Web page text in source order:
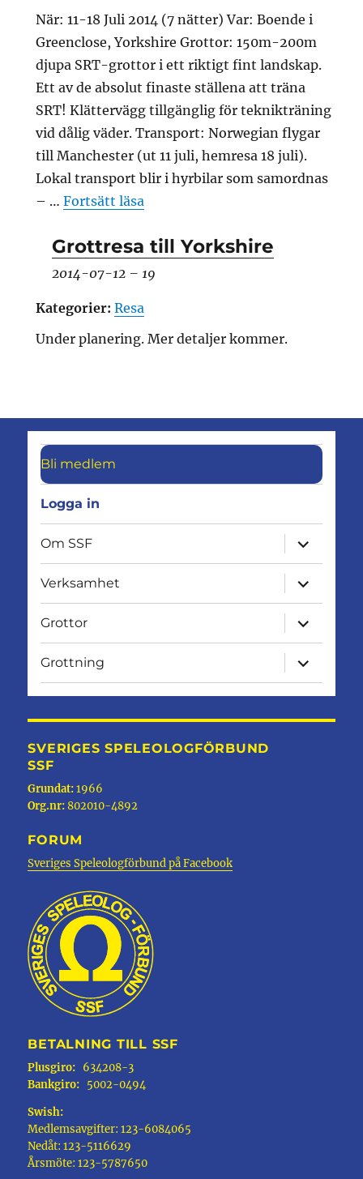
När: 11-18 Juli 2014 (7 nätter) Var: Boende i
Greenclose, Yorkshire Grottor: 150m-200m
djupa SRT-grottor i ett riktigt fint landskap.
Ett av de absolut finaste ställena att träna
SRT! Klättervägg tillgänglig för teknikträning
vid dålig väder. Transport: Norwegian flygar
till Manchester (ut 11 juli, hemresa 18 juli).
Lokal transport blir i hyrbilar som samordnas
– …Fortsätt läsa
Grottresa till Yorkshire
2014-07-12– 19
Kategorier: Resa
Under planering. Mer detaljer kommer.
Bli medlem
Logga in
Om SSF
expandera
Verksamhet
expandera
Grottor
expandera
Grottning
expandera
SVERIGES SPELEOLOGFÖRBUND
SSF
Grundat:1966
Org.nr:802010-4892
FORUM
Sveriges Speleologförbund på Facebook
BETALNING TILL SSF
Plusgiro: 634208-3
Bankgiro: 5002-0494
Swish:
Medlemsavgifter: 123-6084065
Nedåt: 123-5116629
Årsmöte: 123-5787650